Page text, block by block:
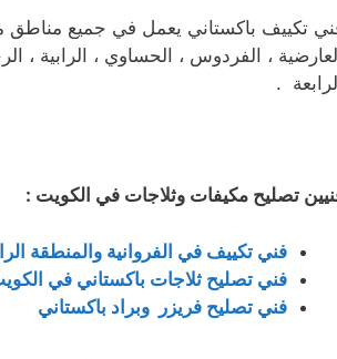
تكييف باكستاني يعمل في جميع مناطق
، الفردوس ، الحساوي ، الرابية ،
.
تصليح مكيفات وثلاجات في الكويت :
فني تكييف في الفروانية والمنطقة
فني تصليح ثلاجات باكستاني في
فني تصليح فريزر وبراد باكستاني